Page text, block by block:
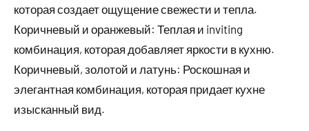
которая создает ощущение свежести и тепла.
Коричневый и оранжевый: Теплая и inviting
комбинация, которая добавляет яркости в кухню.
Коричневый, золотой и латунь: Роскошная и
элегантная комбинация, которая придает кухне
изысканный вид.